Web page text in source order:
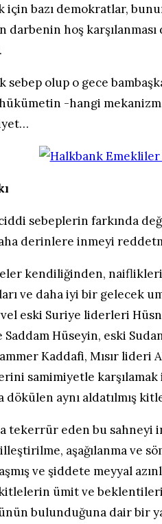
için bazı demokratlar,
hoş
sebep olup o gece
-hangi
sebeplerin farkında
derinlere inmeyi
kendiliğinden,
ve daha iyi bir gelecek
eski Suriye liderleri
Saddam Hüseyin, eski
Kaddafi, Mısır
samimiyetle
aynı aldatılmış
tekerrür eden bu sahneyi
aşağılanma ve
ve şiddete meyyal
kitlelerin ümit ve
bulunduğuna dair bir